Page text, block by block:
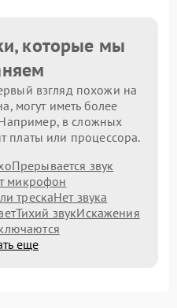
которые мы
взгляд похожи на
могут иметь более
в сложных
платы или процессора.
Прерывается звук
микрофон
трескаНет звука
Тихий звукИскажения
еще